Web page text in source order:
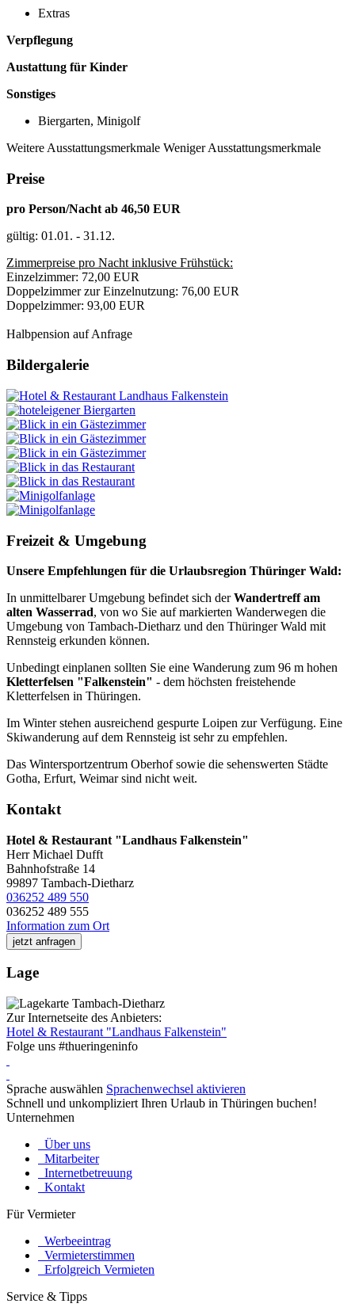
Extras
Verpflegung
Austattung für Kinder
Sonstiges
Biergarten, Minigolf
Weitere Ausstattungsmerkmale Weniger Ausstattungsmerkmale
Preise
pro Person/Nacht ab 46,50 EUR
gültig: 01.01. - 31.12.
Zimmerpreise pro Nacht inklusive Frühstück:
Einzelzimmer: 72,00 EUR
Doppelzimmer zur Einzelnutzung: 76,00 EUR
Doppelzimmer: 93,00 EUR
Halbpension auf Anfrage
Bildergalerie
Freizeit & Umgebung
Unsere Empfehlungen für die Urlaubsregion Thüringer Wald:
In unmittelbarer Umgebung befindet sich derWandertreff am
alten Wasserrad, von wo Sie auf markierten Wanderwegen die
Umgebung von Tambach-Dietharz und den Thüringer Wald mit
Rennsteig erkunden können.
Unbedingt einplanen sollten Sie eine Wanderung zum 96 m hohen
Kletterfelsen "Falkenstein" - dem höchsten freistehende
Kletterfelsen in Thüringen.
Im Winter stehen ausreichend gespurte Loipen zur Verfügung. Eine
Skiwanderung auf dem Rennsteig ist sehr zu empfehlen.
Das Wintersportzentrum Oberhof sowie die sehenswerten Städte
Gotha, Erfurt, Weimar sind nicht weit.
Kontakt
Hotel & Restaurant "Landhaus Falkenstein"
Herr Michael Dufft
Bahnhofstraße 14
99897 Tambach-Dietharz
036252 489 550
036252 489 555
Information zum Ort
jetzt anfragen
Lage
Zur Internetseite des Anbieters:
Hotel & Restaurant "Landhaus Falkenstein"
Folge uns #thueringeninfo
Sprache auswählen Sprachenwechsel aktivieren
Schnell und unkompliziert Ihren Urlaub in Thüringen buchen!
Unternehmen
Über uns
Mitarbeiter
Internetbetreuung
Kontakt
Für Vermieter
Werbeeintrag
Vermieterstimmen
Erfolgreich Vermieten
Service & Tipps